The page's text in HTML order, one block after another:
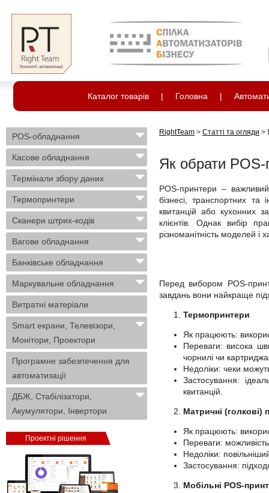
Каталог товарів | Головна |
POS-обладнання
Касове обладнання
Термінали збору даних
Термопринтери
Сканери штрих-кодів
Вагове обладнання
Банківське обладнання
Маркувальне обладнання
Витратні матеріали
Smart екрани, Телевізори,
Монітори, Проектори
Програмне забезпечення для
автоматизації
ДБЖ, Стабілізатори,
Акумулятори, Інвертори
Проектні рішення
RightTeam > Статті та огляди >
Як обрати POS-
POS-принтери – важливий
бізнесі, транспортних та
квитанцій або кухонних
клієнтів. Однак вибір
різноманітність моделей і
Перед вибором POS-
завдань вони найкраще
Термопринтери
Як працюють:
Переваги: висока
чорнилі чи
Недоліки: чеки
Застосування:
квитанцій.
Матричні (голкові)
Як працюють:
Переваги: можливість
Недоліки:
Застосування:
Мобільні POS-